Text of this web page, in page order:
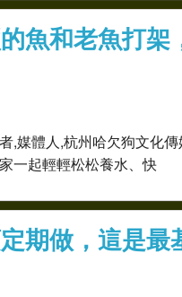
魚和老魚打架
,媒體人,杭州哈欠狗文化
一起輕輕松松養水、快
期做，這是